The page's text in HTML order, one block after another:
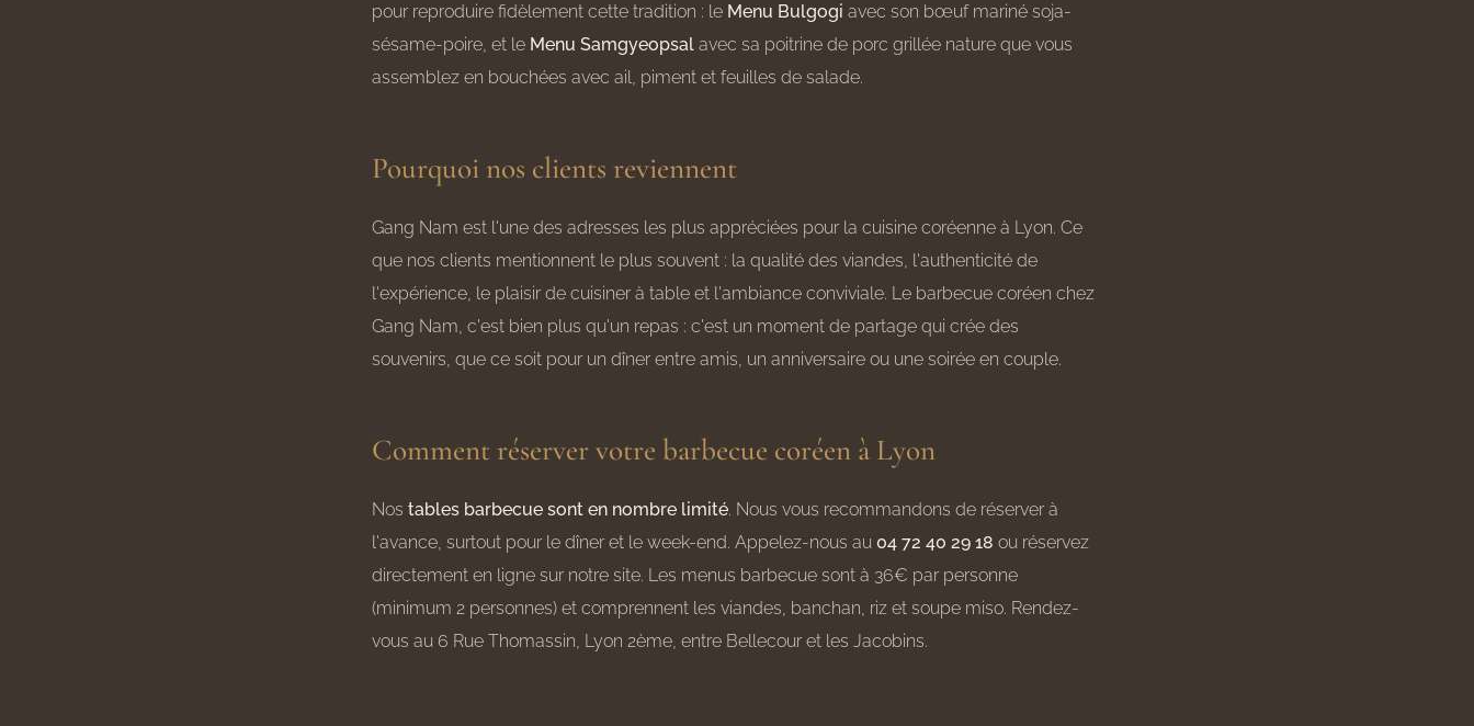
pour reproduire fidèlement cette tradition : le Menu Bulgogi avec son bœuf mariné soja-
sésame-poire, et le Menu Samgyeopsal avec sa poitrine de porc grillée nature que vous
assemblez en bouchées avec ail, piment et feuilles de salade.
Pourquoi nos clients reviennent
Gang Nam est l'une des adresses les plus appréciées pour la cuisine coréenne à Lyon. Ce
que nos clients mentionnent le plus souvent : la qualité des viandes, l'authenticité de
l'expérience, le plaisir de cuisiner à table et l'ambiance conviviale. Le barbecue coréen chez
Gang Nam, c'est bien plus qu'un repas : c'est un moment de partage qui crée des
souvenirs, que ce soit pour un dîner entre amis, un anniversaire ou une soirée en couple.
Comment réserver votre barbecue coréen à Lyon
Nostables barbecue sont en nombre limité. Nous vous recommandons de réserver à
l'avance, surtout pour le dîner et le week-end. Appelez-nous au 04 72 40 29 18 ou réservez
directement en ligne sur notre site. Les menus barbecue sont à 36€ par personne
(minimum 2 personnes) et comprennent les viandes, banchan, riz et soupe miso. Rendez-
vous au 6 Rue Thomassin, Lyon 2ème, entre Bellecour et les Jacobins.